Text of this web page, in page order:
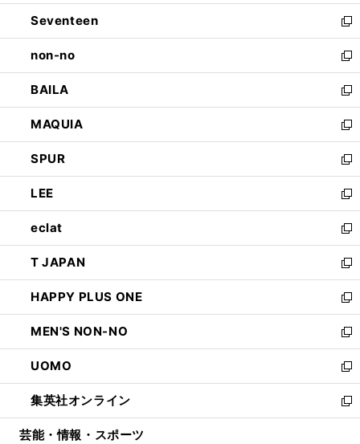
開
く
ウ
で
開
く
ン
ド
ウ
で
開
く
Seventeen
新
し
い
ウ
ィ
ン
ド
ウ
で
開
く
non-no
新
し
い
ウ
ィ
ン
ド
ウ
で
開
く
BAILA
新
し
い
ウ
ィ
ン
ド
ウ
で
開
く
MAQUIA
新
し
い
ウ
ィ
ン
ド
ウ
で
開
く
SPUR
新
し
い
ウ
ィ
ン
ド
ウ
で
開
く
LEE
新
し
い
ウ
ィ
ン
ド
ウ
で
開
く
eclat
新
し
い
ウ
ィ
ン
ド
ウ
で
開
く
T JAPAN
新
し
い
ウ
ィ
ン
ド
ウ
で
開
HAPPY PLUS ONE
新
し
い
ウ
ィ
ン
ド
ウ
MEN'S NON-NO
新
し
い
ウ
ィ
ン
UOMO
新
し
い
ウ
集英社オンライン
新
し
芸能・情報・スポーツ